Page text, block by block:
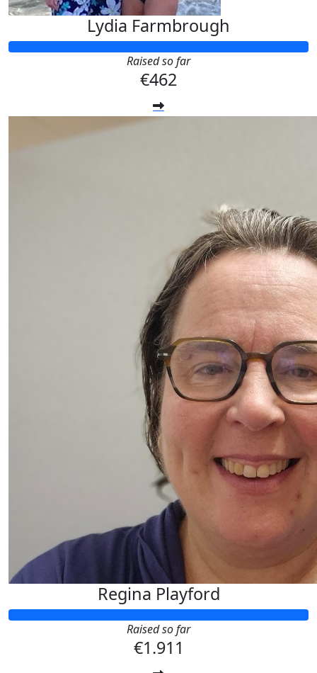
Lydia Farmbrough
Raised so far
€462
Regina Playford
Raised so far
€1.911